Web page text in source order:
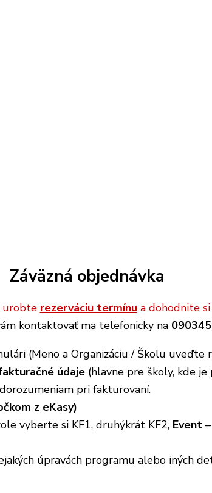
Záväzná objednávka
urobte rezerváciu termínua dohodnite si
kontaktovať ma telefonicky na
(Meno a Organizáciu / Školu uveďte
údaje (hlavne pre školy, kde
pri fakturovaní.
z eKasy)
vyberte si KF1, druhýkrát KF2, Event
úpravách programu alebo iných